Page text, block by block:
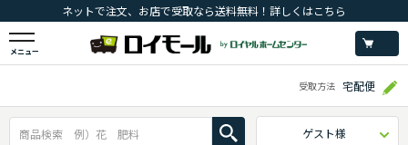
ネットで注文、お店で受取なら送料無料！詳しくはこちら
メニュー
受取方法 宅配便
ゲスト様